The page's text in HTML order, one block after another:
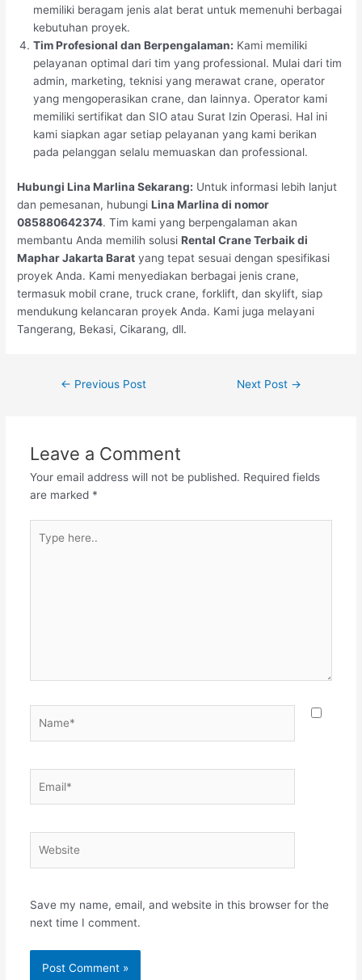
memiliki beragam jenis alat berat untuk memenuhi berbagai
kebutuhan proyek.
Tim Profesional dan Berpengalaman: Kami memiliki
pelayanan optimal dari tim yang professional. Mulai dari tim
admin, marketing, teknisi yang merawat crane, operator
yang mengoperasikan crane, dan lainnya. Operator kami
memiliki sertifikat dan SIO atau Surat Izin Operasi. Hal ini
kami siapkan agar setiap pelayanan yang kami berikan
pada pelanggan selalu memuaskan dan professional.
Hubungi Lina Marlina Sekarang: Untuk informasi lebih lanjut
dan pemesanan, hubungiLina Marlina di nomor
085880642374. Tim kami yang berpengalaman akan
membantu Anda memilih solusiRental Crane Terbaik di
Maphar Jakarta Barat yang tepat sesuai dengan spesifikasi
proyek Anda. Kami menyediakan berbagai jenis crane,
termasuk mobil crane, truck crane, forklift, dan skylift, siap
mendukung kelancaran proyek Anda. Kami juga melayani
Tangerang, Bekasi, Cikarang, dll.
← Previous Post Next Post →
Leave a Comment
Your email address will not be published. Required fields
are marked *
here..
Save my name, email, and website in this browser for the
next time I comment.